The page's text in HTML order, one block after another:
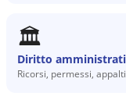
🏛️
Diritto
Ricorsi, permessi, appalti